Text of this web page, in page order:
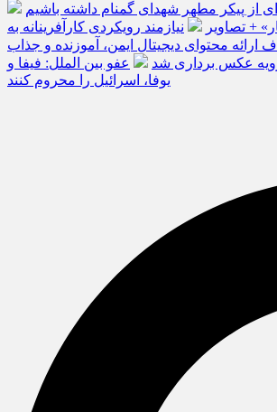
از پیکر مطهر شهدای گمنام داشته باشیم
نیازمند رویکردی کارآفرینانه به
محتوای دیجیتال ایمن، آموزنده و جذاب
عکس برداری شد
عفو بین الملل: فیفا و
یوفا، اسرائیل را محروم کنند